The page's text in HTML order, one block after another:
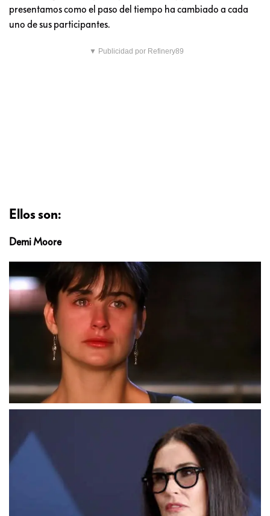
presentamos como el paso del tiempo ha cambiado a cada
uno de sus participantes.
▼ Publicidad por Refinery89
Ellos son:
Demi Moore